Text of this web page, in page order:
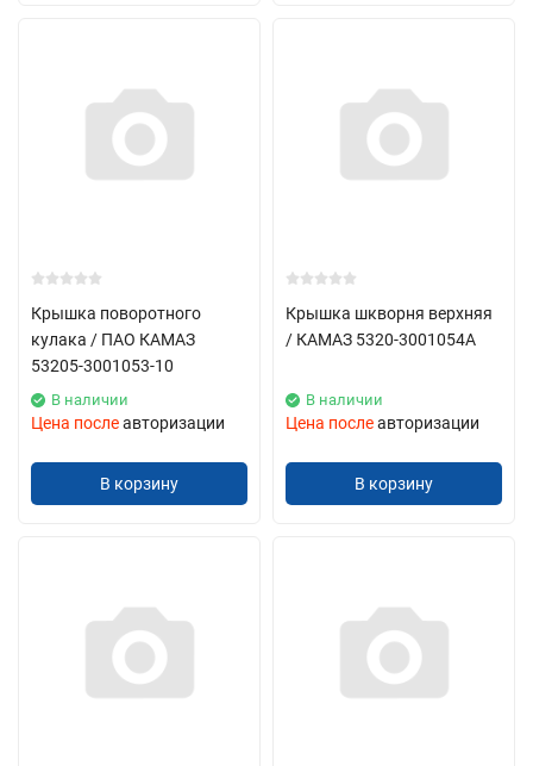
Крышка поворотного
кулака / ПАО КАМАЗ
53205-3001053-10
В наличии
Цена послеавторизации
В корзину
Крышка шкворня верхняя
/ КАМАЗ 5320-3001054А
В наличии
Цена послеавторизации
В корзину